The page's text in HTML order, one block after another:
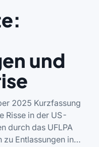
und
2025 Kurzfassung
Risse in der US-
durch das UFLPA
zu Entlassungen in…